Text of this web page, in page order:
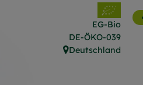
, Verband:
EG-Bio
, Kontrollstelle:
DE-ÖKO-039
, Herkunft:
Deutschland